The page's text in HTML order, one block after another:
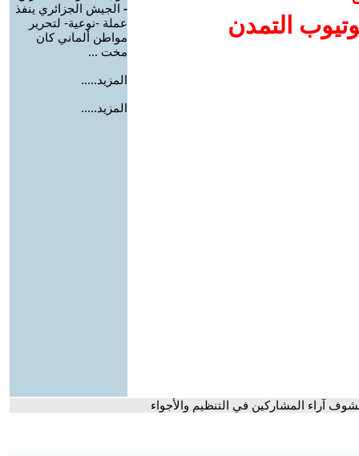
التمدن
- الجيش الجزائري ينفذ
عملة -نوعية- لتحرير
مواطن ألماني كان
مخت ...
المزيد.....
المزيد.....